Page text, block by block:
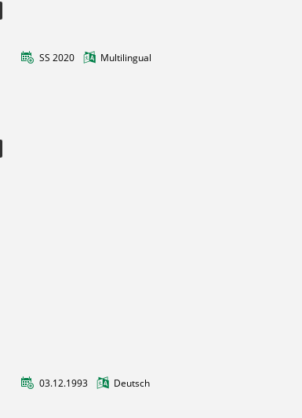
SS 2020 Multilingual
03.12.1993 Deutsch